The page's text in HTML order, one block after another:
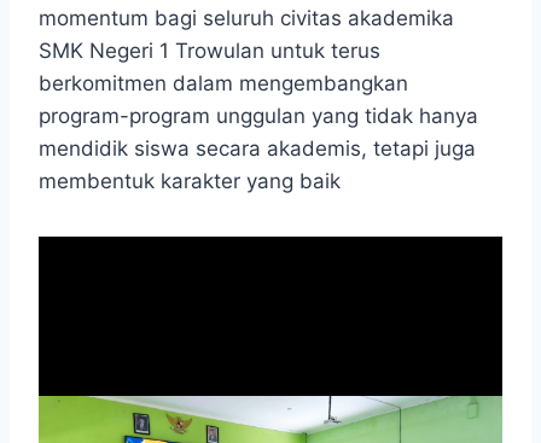
momentum bagi seluruh civitas akademika
SMK Negeri 1 Trowulan untuk terus
berkomitmen dalam mengembangkan
program-program unggulan yang tidak hanya
mendidik siswa secara akademis, tetapi juga
membentuk karakter yang baik